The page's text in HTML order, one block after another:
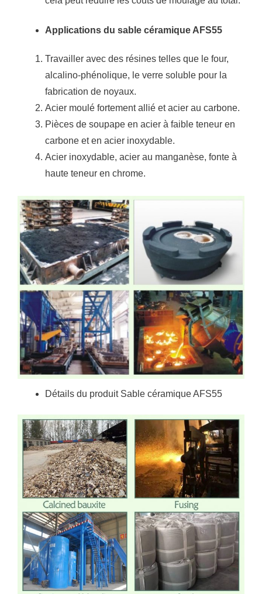
Applications du sable céramique AFS55
Travailler avec des résines telles que le four,
alcalino-phénolique, le verre soluble pour la
fabrication de noyaux.
Acier moulé fortement allié et acier au carbone.
Pièces de soupape en acier à faible teneur en
carbone et en acier inoxydable.
Acier inoxydable, acier au manganèse, fonte à
haute teneur en chrome.
Détails du produit Sable céramique AFS55